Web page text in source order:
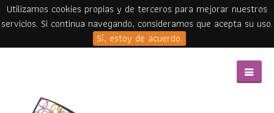
Utilizamos cookies propias y de terceros para mejorar nuestros
servicios. Si continua navegando, consideramos que acepta su uso.
Sí, estoy de acuerdo.